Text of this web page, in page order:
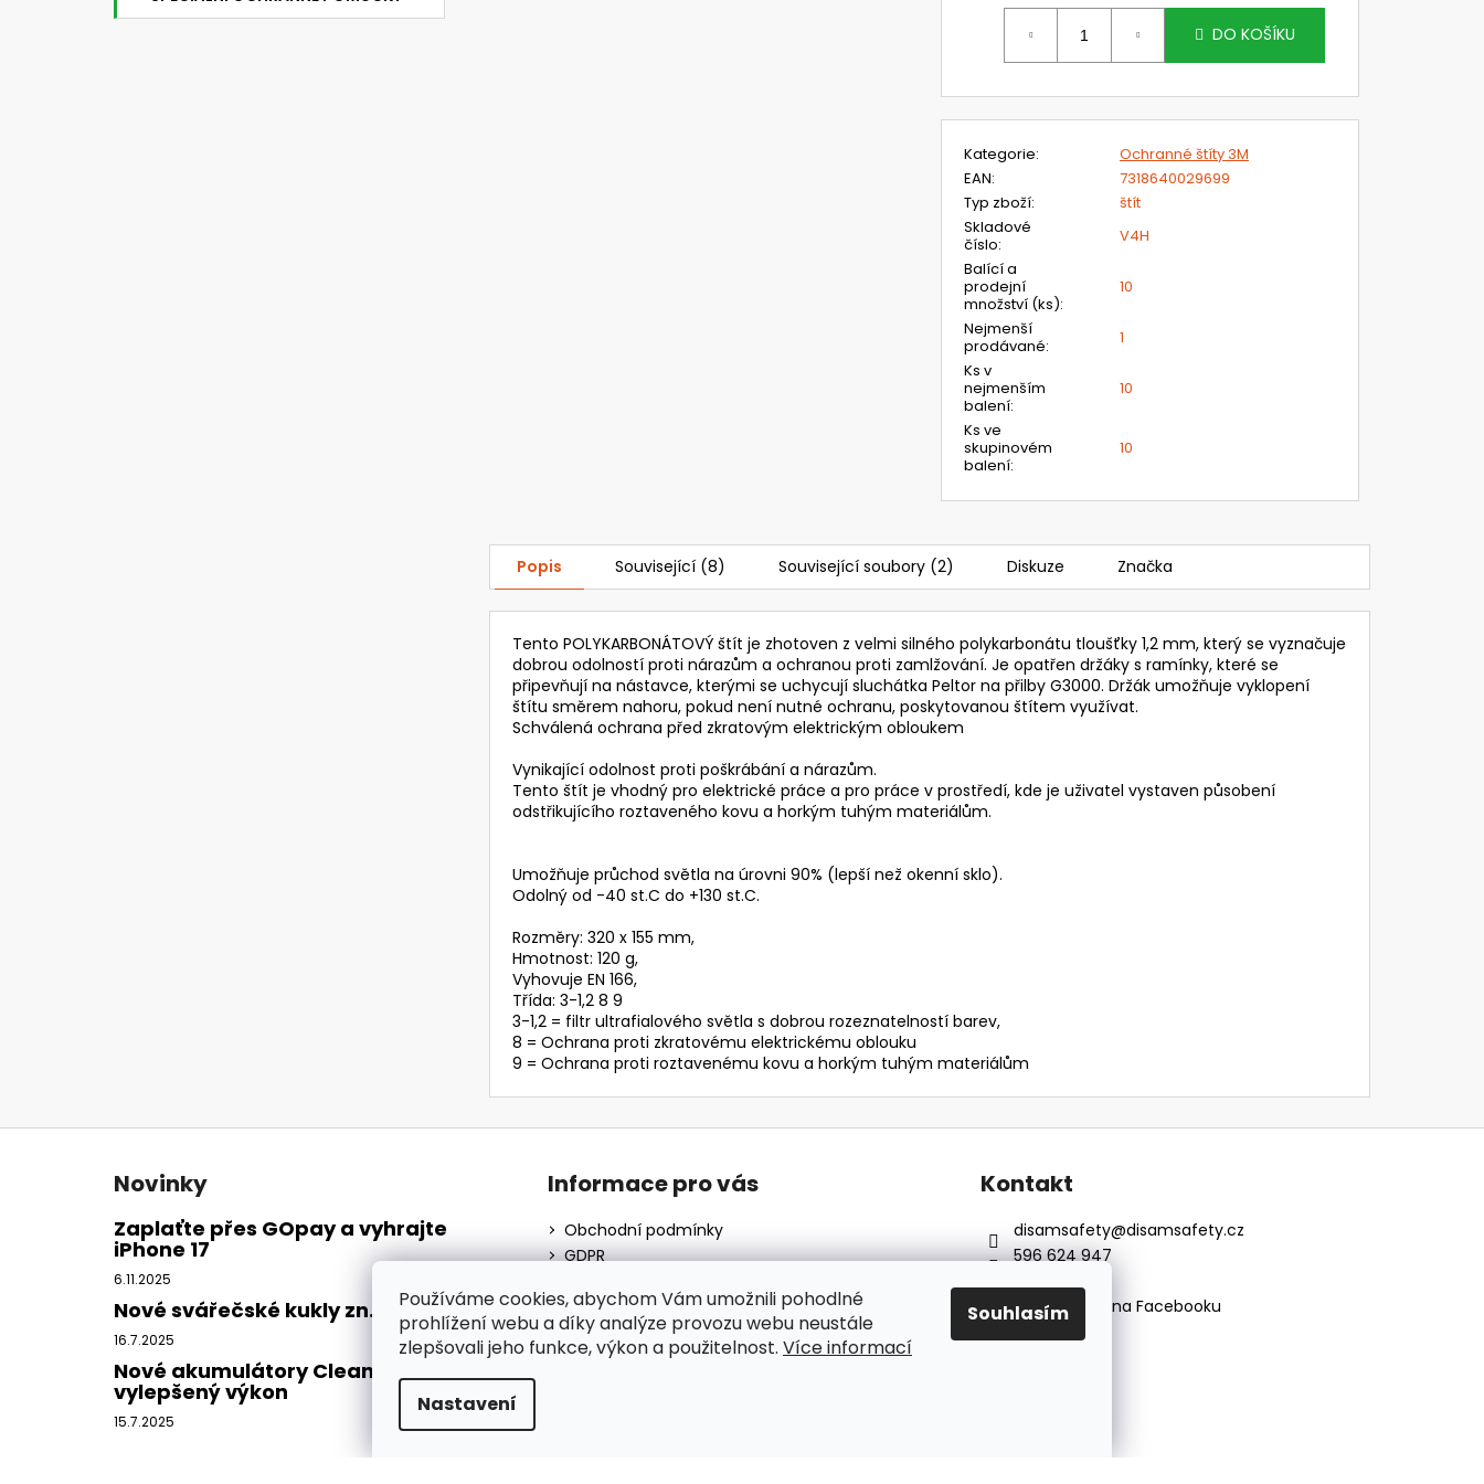
Používáme cookies, abychom Vám umožnili pohodlné
prohlížení webu a díky analýze provozu webu neustále
zlepšovali jeho funkce, výkon a použitelnost. Více informací
Nastavení
Souhlasím
Měrná
DO KOŠÍKU
Kategorie:
Ochranné štíty 3M
EAN:
7318640029699
Typ zboží:
štít
Skladové
číslo:
V4H
Balící a
prodejní
množství (ks):
10
Nejmenší
prodávané:
1
Ks v
nejmenším
balení:
10
Ks ve
skupinovém
balení:
10
Popis Související (8) Související soubory (2) Diskuze Značka
Tento POLYKARBONÁTOVÝ štít je zhotoven z velmi silného polykarbonátu tloušťky 1,2 mm, který se vyznačuje
dobrou odolností proti nárazům a ochranou proti zamlžování. Je opatřen držáky s ramínky, které se
připevňují na nástavce, kterými se uchycují sluchátka Peltor na přilby G3000. Držák umožňuje vyklopení
štítu směrem nahoru, pokud není nutné ochranu, poskytovanou štítem využívat.
Schválená ochrana před zkratovým elektrickým obloukem
Vynikající odolnost proti poškrábání a nárazům.
Tento štít je vhodný pro elektrické práce a pro práce v prostředí, kde je uživatel vystaven působení
odstřikujícího roztaveného kovu a horkým tuhým materiálům.
Umožňuje průchod světla na úrovni 90% (lepší než okenní sklo).
Odolný od -40 st.C do +130 st.C.
Rozměry: 320 x 155 mm,
Hmotnost: 120 g,
Vyhovuje EN 166,
Třída: 3-1,2 8 9
3-1,2 = filtr ultrafialového světla s dobrou rozeznatelností barev,
8 = Ochrana proti zkratovému elektrickému oblouku
9 = Ochrana proti roztavenému kovu a horkým tuhým materiálům
Z
Novinky
Zaplaťte přes GOpay a vyhrajte
iPhone 17
6.11.2025
Nové svářečské kukly zn. CleanAIR
16.7.2025
Nové akumulátory CleanAIR -
vylepšený výkon
15.7.2025
Informace pro vás
Obchodní podmínky
GDPR
Moje objednávka
Blog
Kontakt
disamsafety@disamsafety.cz
596 624 947
Sledujte nás na Facebooku